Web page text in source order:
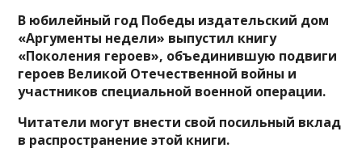
В юбилейный год Победы издательский дом
«Аргументы недели» выпустил книгу
«Поколения героев», объединившую подвиги
героев Великой Отечественной войны и
участников специальной военной операции.
Читатели могут внести свой посильный вклад
в распространение этой книги.